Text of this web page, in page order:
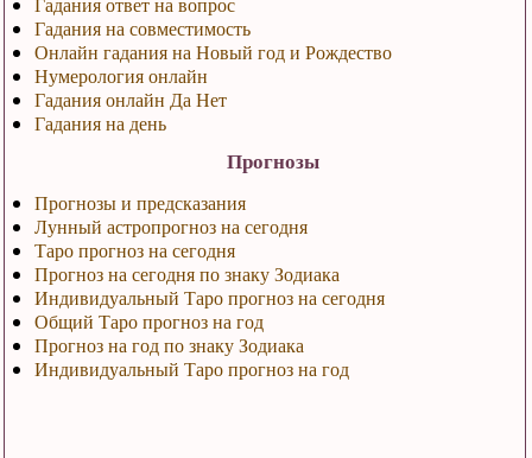
Гадания на совместимость
Онлайн гадания на Новый год и Рождество
Нумерология онлайн
Гадания онлайн Да Нет
Гадания на день
Прогнозы
Прогнозы и предсказания
Лунный астропрогноз на сегодня
Таро прогноз на сегодня
Прогноз на сегодня по знаку Зодиака
Индивидуальный Таро прогноз на сегодня
Общий Таро прогноз на год
Прогноз на год по знаку Зодиака
Индивидуальный Таро прогноз на год